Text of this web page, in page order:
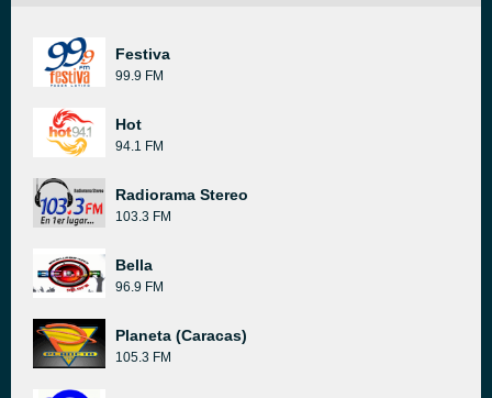
Festiva
99.9 FM
Hot
94.1 FM
Radiorama Stereo
103.3 FM
Bella
96.9 FM
Planeta (Caracas)
105.3 FM